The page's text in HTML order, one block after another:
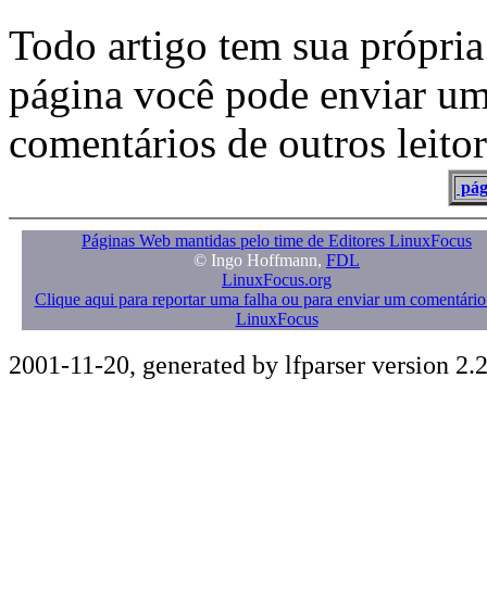
Todo artigo tem sua
página você pode enviar
comentários de outros
Páginas Web mantidas pelo time de Editores LinuxFocus
© Ingo Hoffmann, FDL
LinuxFocus.org
Clique aqui para reportar uma falha ou para enviar um
LinuxFocus
2001-11-20, generated by lfparser version